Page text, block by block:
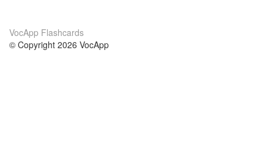
VocApp Flashcards
© Copyright 2026 VocApp